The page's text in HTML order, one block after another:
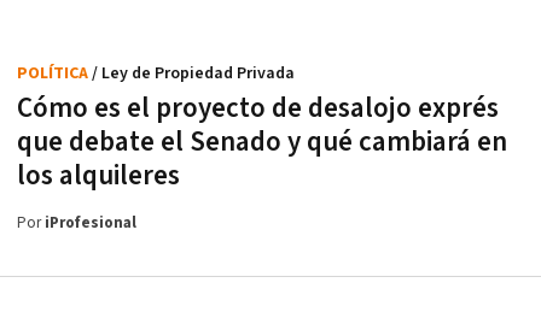
Cómo es el proyecto de desalojo exprés
que debate el Senado y qué cambiará en
los alquileres
POLÍTICA/ Ley de Propiedad Privada
PoriProfesional